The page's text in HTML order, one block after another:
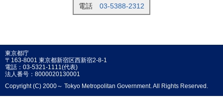
電話 03-5388-2312
東京都庁
〒163-8001 東京都新宿区西新宿2-8-1
電話：03-5321-1111(代表)
法人番号：8000020130001
Copyright (C) 2000～ Tokyo Metropolitan Government. All Rights Reserved.